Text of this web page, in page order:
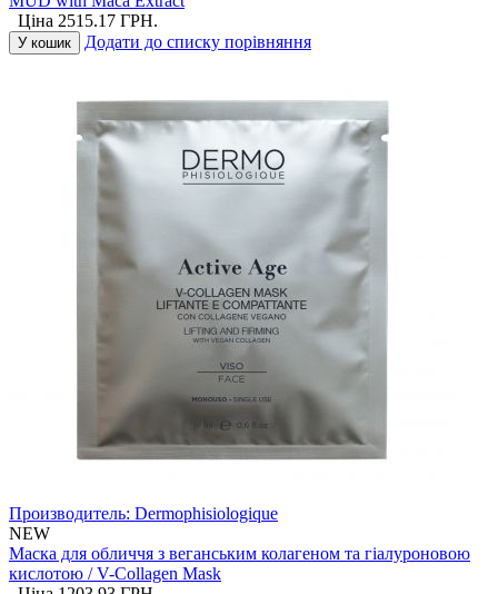
Ціна 2515.17 ГРН.
У кошик Додати до списку порівняння
Производитель: Dermophisiologique
NEW
Маска для обличчя з веганським колагеном та гіалуроновою
кислотою / V-Collagen Mask